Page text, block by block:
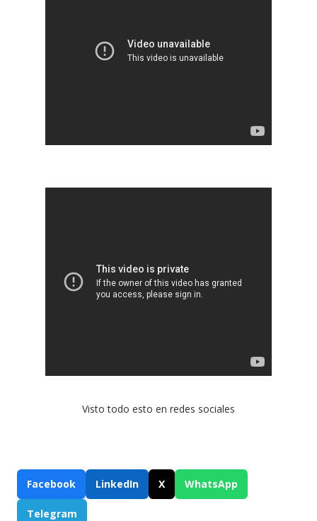
Visto todo esto en redes sociales
Facebook LinkedIn X WhatsApp
Telegram